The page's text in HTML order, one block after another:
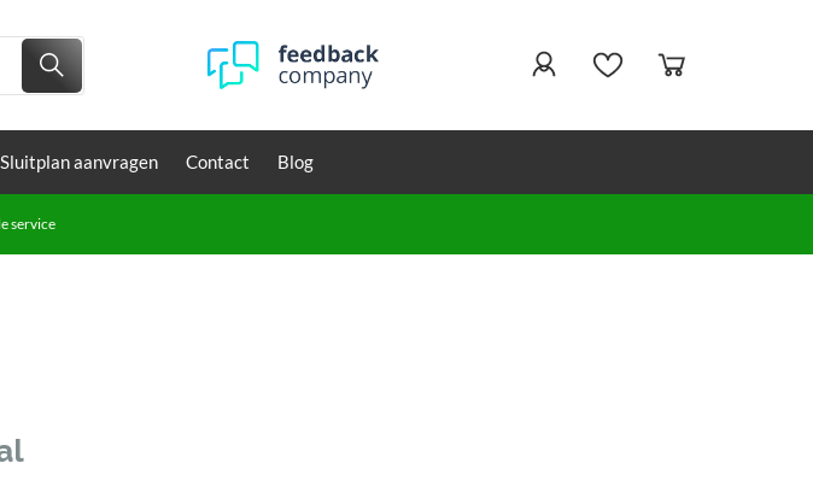
Sluitplan aanvragen Contact Blog
service